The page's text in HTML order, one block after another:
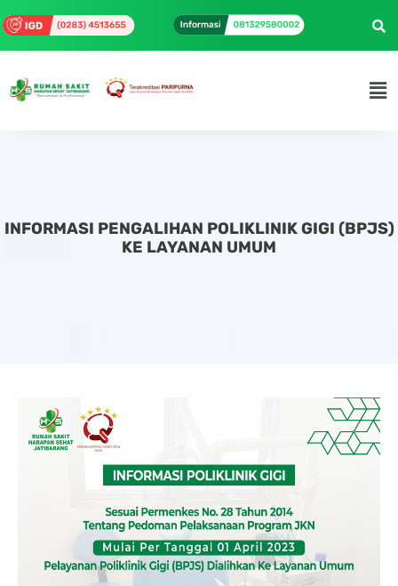
INFORMASI PENGALIHAN POLIKLINIK GIGI (BPJS)
KE LAYANAN UMUM